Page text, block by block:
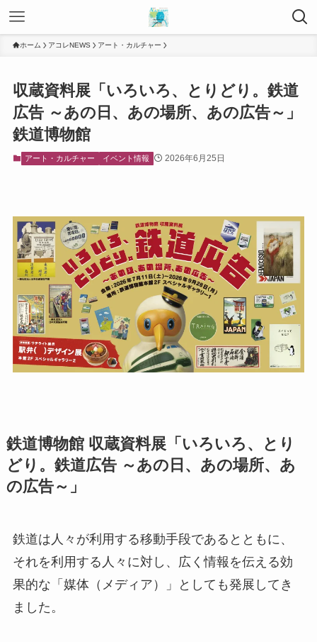
ホーム アコレNEWS アート・カルチャー
収蔵資料展「いろいろ、とりどり。鉄道
広告 ～あの日、あの場所、あの広告～」
鉄道博物館
アート・カルチャー イベント情報 2026年6月25日
鉄道博物館 収蔵資料展「いろいろ、とり
どり。鉄道広告 ～あの日、あの場所、あ
の広告～」
鉄道は人々が利用する移動手段であるとともに、
それを利用する人々に対し、広く情報を伝える効
果的な「媒体（メディア）」としても発展してき
ました。